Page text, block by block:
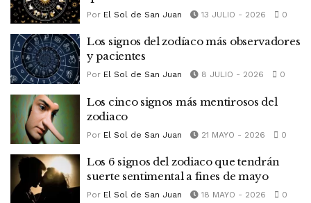
Por El Sol de San Juan 13 JULIO - 2026 0
Los signos del zodíaco más observadores
y pacientes
Por El Sol de San Juan 8 JULIO - 2026 0
Los cinco signos más mentirosos del
zodiaco
Por El Sol de San Juan 21 MAYO - 2026 0
Los 6 signos del zodiaco que tendrán
suerte sentimental a fines de mayo
Por El Sol de San Juan 18 MAYO - 2026 0